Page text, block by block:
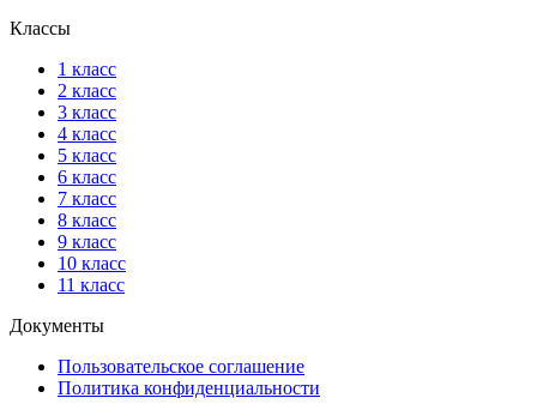
Классы
1 класс
2 класс
3 класс
4 класс
5 класс
6 класс
7 класс
8 класс
9 класс
10 класс
11 класс
Документы
Пользовательское соглашение
Политика конфиденциальности